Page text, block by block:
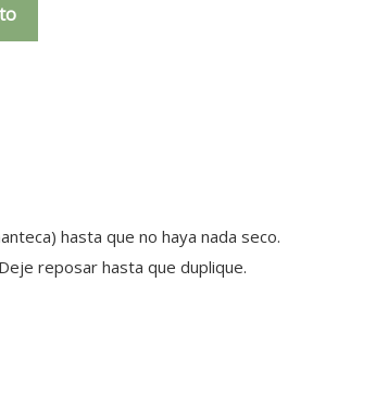
hasta que no haya nada seco.
reposar hasta que duplique.